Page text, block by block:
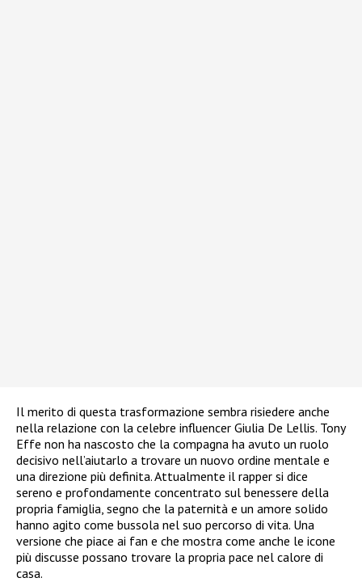
Il merito di questa trasformazione sembra risiedere anche
nella relazione con la celebre influencer Giulia De Lellis. Tony
Effe non ha nascosto che la compagna ha avuto un ruolo
decisivo nell’aiutarlo a trovare un nuovo ordine mentale e
una direzione più definita. Attualmente il rapper si dice
sereno e profondamente concentrato sul benessere della
propria famiglia, segno che la paternità e un amore solido
hanno agito come bussola nel suo percorso di vita. Una
versione che piace ai fan e che mostra come anche le icone
più discusse possano trovare la propria pace nel calore di
casa.